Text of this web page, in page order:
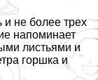
и не более трех
напоми­нает
листьями и
горшка и